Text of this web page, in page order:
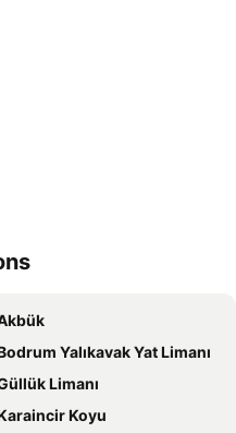
Yalıkavak Yat Limanı
Limanı
Koyu